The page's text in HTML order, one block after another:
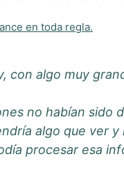
en toda regla.
con algo muy
no habían
algo que ver
procesar esa